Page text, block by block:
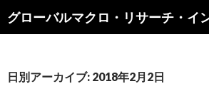
索
ン
日別アーカイブ: 2018年2月2日